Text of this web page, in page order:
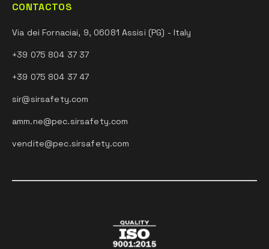
CONTACTOS
Via dei Fornaciai, 9, 06081 Assisi (PG) - Italy
+39 075 804 37 37
+39 075 804 37 47
sir@sirsafety.com
amm.ne@pec.sirsafety.com
vendite@pec.sirsafety.com